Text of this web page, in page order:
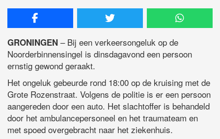
GRONINGEN – Bij een verkeersongeluk op de
Noorderbinnensingel is dinsdagavond een persoon
ernstig gewond geraakt.
Het ongeluk gebeurde rond 18:00 op de kruising met de
Grote Rozenstraat. Volgens de politie is er een persoon
aangereden door een auto. Het slachtoffer is behandeld
door het ambulancepersoneel en het traumateam en
met spoed overgebracht naar het ziekenhuis.